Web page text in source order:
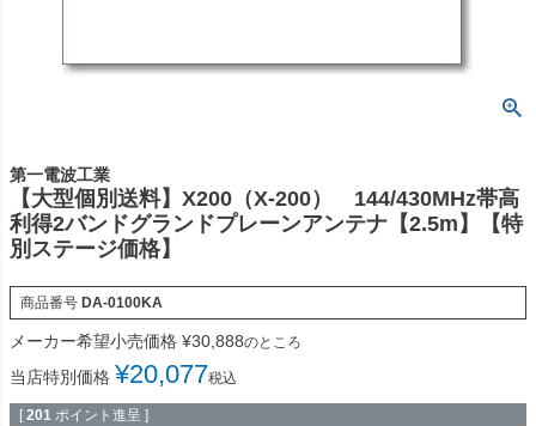
第一電波工業
【大型個別送料】X200（X-200） 144/430MHz帯高
利得2バンドグランドプレーンアンテナ【2.5m】【特
別ステージ価格】
商品番号 DA-0100KA
メーカー希望小売価格 ¥30,888のところ
当店特別価格 ¥20,077税込
[ 201 ポイント進呈 ]